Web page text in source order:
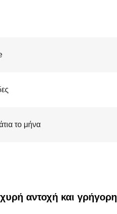
το μήνα
αντοχή και γρήγορη